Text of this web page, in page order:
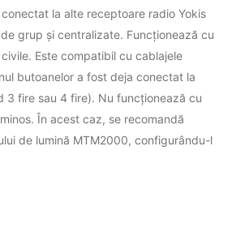
la alte receptoare radio Yokis
grup și centralizate. Funcționează cu
Este compatibil cu cablajele
butoanelor a fost deja conectat la
3 fire sau 4 fire). Nu funcționează cu
În acest caz, se recomandă
de lumină MTM2000, configurându-l